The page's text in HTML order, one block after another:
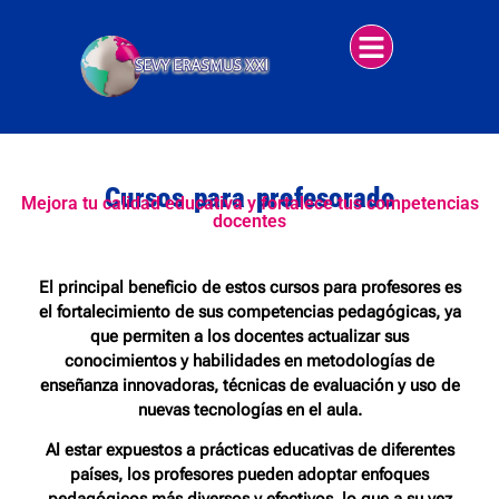
Cursos para profesorado
Mejora tu calidad educativa y fortalece tus competencias
docentes
El principal beneficio de estos cursos para profesores es
el fortalecimiento de sus competencias pedagógicas, ya
que permiten a los docentes actualizar sus
conocimientos y habilidades en metodologías de
enseñanza innovadoras, técnicas de evaluación y uso de
nuevas tecnologías en el aula.
Al estar expuestos a prácticas educativas de diferentes
países, los profesores pueden adoptar enfoques